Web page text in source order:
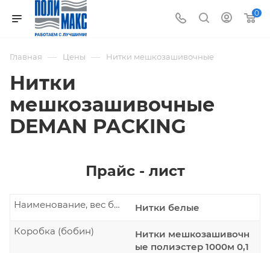
0
Главная — Цены — Нитки мешкозашивочные
Нитки
мешкозашивочные
DEMAN PACKING
Прайс - лист
Нитки белые
Наименование, вес бобины
Нитки мешкозашивочн
ые полиэстер 1000м 0,1
Коробка (бобин)